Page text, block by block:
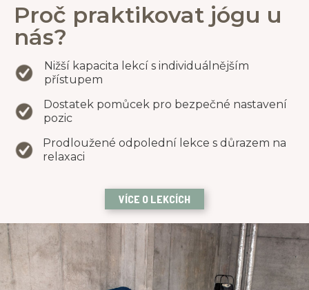
Proč praktikovat jógu u
nás?
Nižší kapacita lekcí s individuálnějším
přístupem
Dostatek pomůcek pro bezpečné nastavení
pozic
Prodloužené odpolední lekce s důrazem na
relaxaci
VÍCE O LEKCÍCH